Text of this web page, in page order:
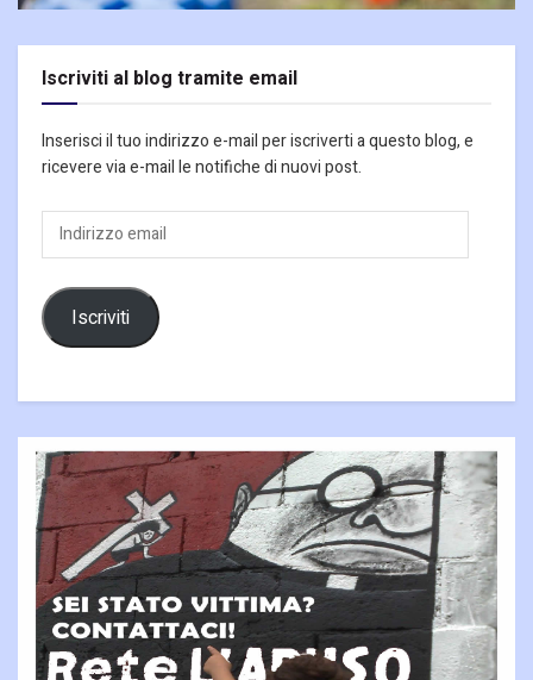
Iscriviti al blog tramite email
Inserisci il tuo indirizzo e-mail per iscriverti a questo blog, e
ricevere via e-mail le notifiche di nuovi post.
Indirizzo
email
Iscriviti